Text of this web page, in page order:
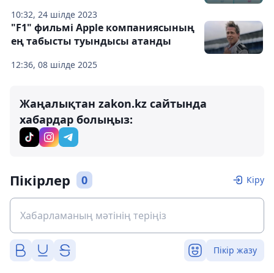
10:32, 24 шілде 2023
12:36, 08 шілде 2025
"F1" фильмі Apple компаниясының
ең табысты туындысы атанды
Жаңалықтан zakon.kz сайтында
хабардар болыңыз:
Пікірлер 0 Кіру
Пікір жазу